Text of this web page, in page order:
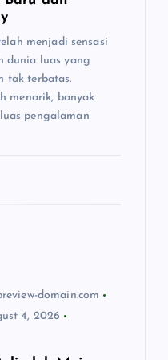
menjadi sensasi
dunia luas yang
tak terbatas.
menarik, banyak
pengalaman
domain.com
4, 2026